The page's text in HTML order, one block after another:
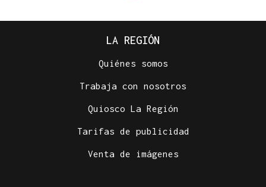
LA REGIÓN
Quiénes somos
Trabaja con nosotros
Quiosco La Región
Tarifas de publicidad
Venta de imágenes